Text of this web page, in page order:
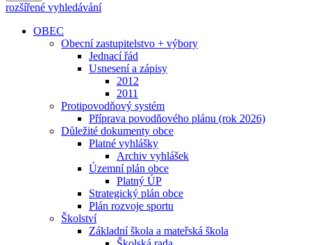
rozšířené vyhledávání
OBEC
Obecní zastupitelstvo + výbory
Jednací řád
Usnesení a zápisy
2012
2011
Protipovodňový systém
Příprava povodňového plánu (rok 2026)
Důležité dokumenty obce
Platné vyhlášky
Archiv vyhlášek
Územní plán obce
Platný ÚP
Strategický plán obce
Plán rozvoje sportu
Školství
Základní škola a mateřská škola